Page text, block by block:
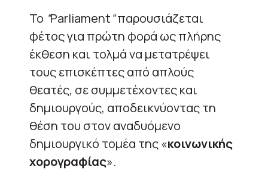
Το “Parliament“παρουσιάζεται
φέτος για πρώτη φορά ως πλήρης
έκθεση και τολμά να μετατρέψει
τους επισκέπτες από απλούς
θεατές, σε συμμετέχοντες και
δημιουργούς, αποδεικνύοντας τη
θέση του στον αναδυόμενο
δημιουργικό τομέα της «κοινωνικής
χορογραφίας».